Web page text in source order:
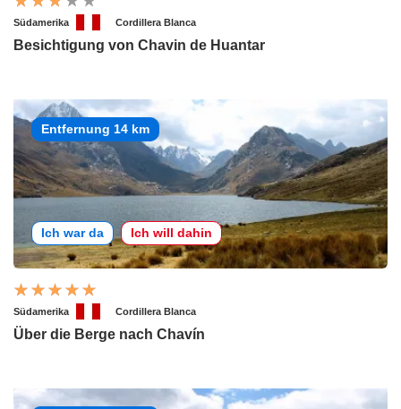
Südamerika Cordillera Blanca
Besichtigung von Chavin de Huantar
Entfernung 14 km
Ich war da Ich will dahin
Südamerika Cordillera Blanca
Über die Berge nach Chavín